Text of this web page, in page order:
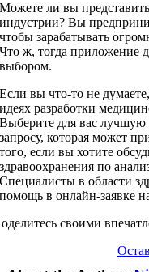
Можете ли вы
индустрии? Вы
чтобы зарабатывать
Что ж, тогда приложение
выбором.
Если вы что-то не
идеях разработки
Выберите для вас
запросу, которая может
того, если вы хотите
здравоохранения по
Специалисты в области
помощь в онлайн-заявке
своими